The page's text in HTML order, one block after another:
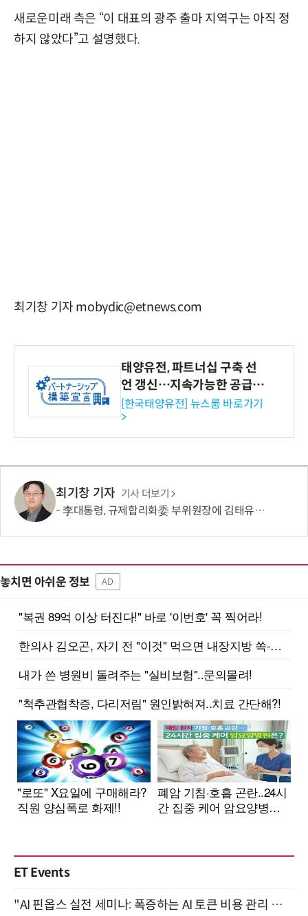
새로운미래 측은 “이 대표의 광주 출마 지역구는 아직 정
하지 않았다”고 설명했다.
최기창 기자 mobydic@etnews.com
태양유전, 파트너십 구축 선
언 갱신…지속가능한 공급망
협력 강화
[한국태양유전] 뉴스룸 바로가기
>
최기창 기자 기사 더보기
李대통령, 규제합리화委 부위원장에 김태유 서울대 공대 교수 위촉
놓치면 아쉬운 정보 AD
ET Events
"AI 핀옵스 실전 세미나: 폭증하는 AI 토큰 비용 관리 전략" 8월 21일 개최